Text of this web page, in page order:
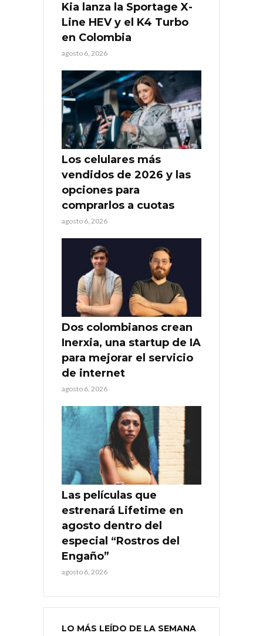
Kia lanza la Sportage X-
Line HEV y el K4 Turbo
en Colombia
agosto 6, 2026
Los celulares más
vendidos de 2026 y las
opciones para
comprarlos a cuotas
agosto 6, 2026
Dos colombianos crean
Inerxia, una startup de IA
para mejorar el servicio
de internet
agosto 6, 2026
Las películas que
estrenará Lifetime en
agosto dentro del
especial “Rostros del
Engaño”
agosto 6, 2026
LO MÁS LEÍDO DE LA SEMANA